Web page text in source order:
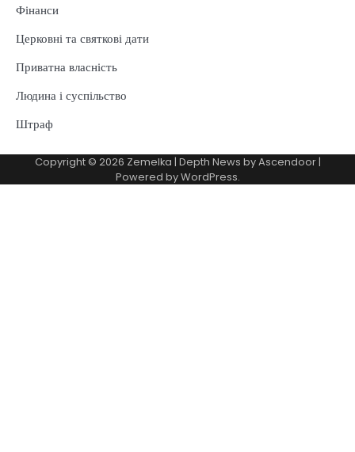
Фінанси
Церковні та святкові дати
Приватна власність
Людина і суспільство
Штраф
Copyright © 2026 Zemelka | Depth News byAscendoor|
Powered byWordPress.